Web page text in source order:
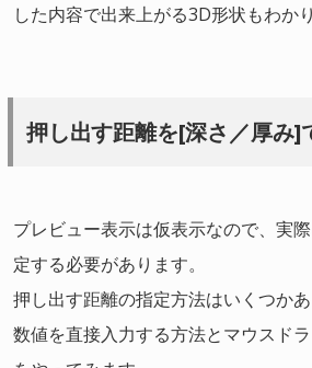
した内容で出来上がる3D形状もわか
押し出す距離を[深さ／厚み]
プレビュー表示は仮表示なので、実
定する必要があります。
押し出す距離の指定方法はいくつか
数値を直接入力する方法とマウスド